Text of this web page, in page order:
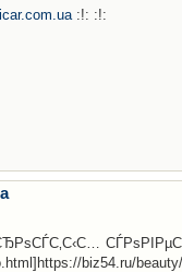
:!: :!:
biz54.ru/